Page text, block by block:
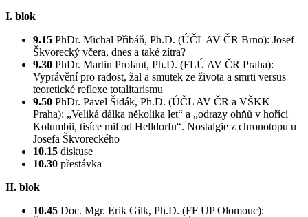
I. blok
9.15 PhDr. Michal Přibáň, Ph.D. (ÚČL AV ČR Brno): Josef
Škvorecký včera, dnes a také zítra?
9.30 PhDr. Martin Profant, Ph.D. (FLÚ AV ČR Praha):
Vyprávění pro radost, žal a smutek ze života a smrti versus
teoretické reflexe totalitarismu
9.50 PhDr. Pavel Šidák, Ph.D. (ÚČL AV ČR a VŠKK
Praha): „Veliká dálka několika let“ a „odrazy ohňů v hořící
Kolumbii, tisíce mil od Helldorfu“. Nostalgie z chronotopu u
Josefa Škvoreckého
10.15 diskuse
10.30 přestávka
II. blok
10.45 Doc. Mgr. Erik Gilk, Ph.D. (FF UP Olomouc):